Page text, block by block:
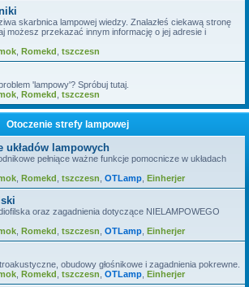
skarbnica lampowej wiedzy. Znalazłeś ciekawą stronę
możesz przekazać innym informację o jej adresie i
Romekd tszczesn
'lampowy'? Spróbuj tutaj.
Romekd tszczesn
Otoczenie strefy lampowej
układów lampowych
pełniące ważne funkcje pomocnicze w układach
Romekd tszczesn OTLamp Einherjer
oraz zagadnienia dotyczące NIELAMPOWEGO
Romekd tszczesn OTLamp Einherjer
obudowy głośnikowe i zagadnienia pokrewne.
Romekd tszczesn OTLamp Einherjer